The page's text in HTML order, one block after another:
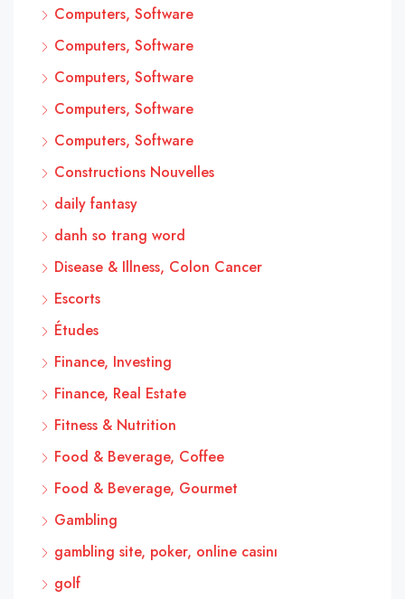
Computers, Software
Computers, Software
Computers, Software
Computers, Software
Computers, Software
Constructions Nouvelles
daily fantasy
danh so trang word
Disease & Illness, Colon Cancer
Escorts
Études
Finance, Investing
Finance, Real Estate
Fitness & Nutrition
Food & Beverage, Coffee
Food & Beverage, Gourmet
Gambling
gambling site, poker, online casinı
golf